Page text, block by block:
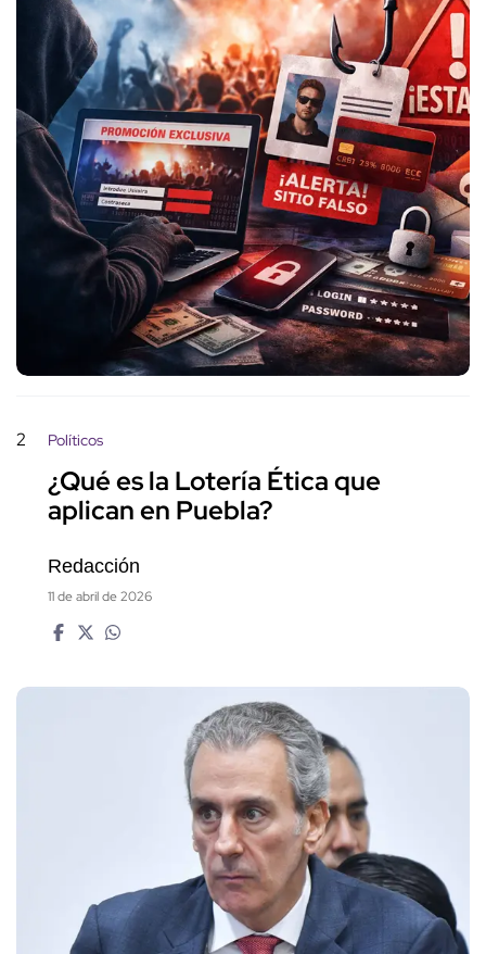
2 Políticos
¿Qué es la Lotería Ética que
aplican en Puebla?
Redacción
11 de abril de 2026